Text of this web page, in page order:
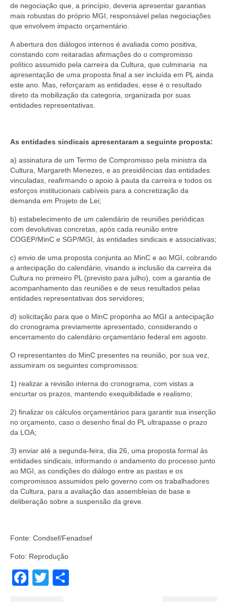
de negociação que, a princípio, deveria apresentar garantias
mais robustas do próprio MGI, responsável pelas negociações
que envolvem impacto orçamentário.
A abertura dos diálogos internos é avaliada como positiva,
constando com reitaradas afirmações do o compromisso
político assumido pela carreira da Cultura, que culminaria na
apresentação de uma proposta final a ser incluída em PL ainda
este ano. Mas, reforçaram as entidades, esse é o resultado
direto da mobilização da categoria, organizada por suas
entidades representativas.
As entidades sindicais apresentaram a seguinte proposta:
a) assinatura de um Termo de Compromisso pela ministra da
Cultura, Margareth Menezes, e as presidências das entidades
vinculadas, reafirmando o apoio à pauta da carreira e todos os
esforços institucionais cabíveis para a concretização da
demanda em Projeto de Lei;
b) estabelecimento de um calendário de reuniões periódicas
com devolutivas concretas, após cada reunião entre
COGEP/MinC e SGP/MGI, às entidades sindicais e associativas;
c) envio de uma proposta conjunta ao MinC e ao MGI, cobrando
a antecipação do calendário, visando a inclusão da carreira da
Cultura no primeiro PL (previsto para julho), com a garantia de
acompanhamento das reuniões e de seus resultados pelas
entidades representativas dos servidores;
d) solicitação para que o MinC proponha ao MGI a antecipação
do cronograma previamente apresentado, considerando o
encerramento do calendário orçamentário federal em agosto.
O representantes do MinC presentes na reunião, por sua vez,
assumiram os seguintes compromissos:
1) realizar a revisão interna do cronograma, com vistas a
encurtar os prazos, mantendo exequibilidade e realismo;
2) finalizar os cálculos orçamentários para garantir sua inserção
no orçamento, caso o desenho final do PL ultrapasse o prazo
da LOA;
3) enviar até a segunda-feira, dia 26, uma proposta formal às
entidades sindicais, informando o andamento do processo junto
ao MGI, as condições do diálogo entre as pastas e os
compromissos assumidos pelo governo com os trabalhadores
da Cultura, para a avaliação das assembleias de base e
deliberação sobre a suspensão da greve.
Fonte: Condsef/Fenadsef
Foto: Reprodução
Facebook
Twitter